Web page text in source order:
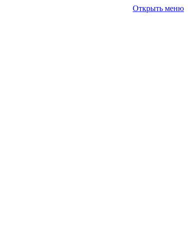
Открыть меню